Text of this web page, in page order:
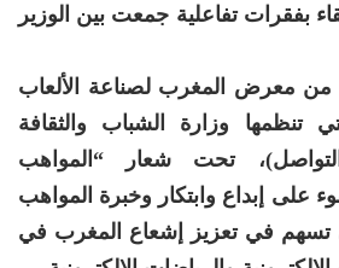
بفقرات تفاعلية جمعت بين الوزير
من معرض المغرب لصناعة الألعاب
2026، التي تنظمها وزارة الشباب والثقافة
تحت شعار “المواهب
على إبداع وابتكار وخبرة المواهب
تسهم في تعزيز إشعاع المغرب في